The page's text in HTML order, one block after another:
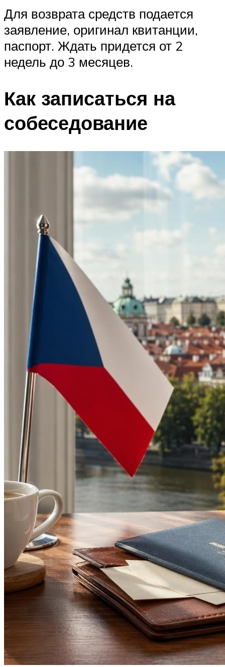
Для возврата средств подается
заявление, оригинал квитанции,
паспорт. Ждать придется от 2
недель до 3 месяцев.
Как записаться на
собеседование